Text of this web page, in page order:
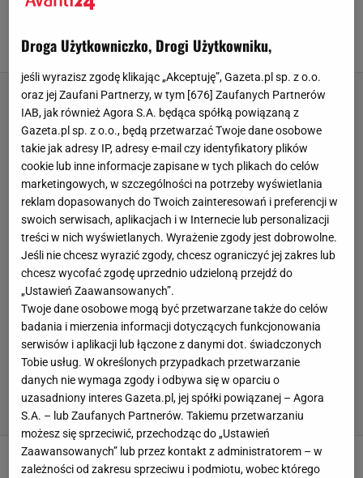
Eryka Kawalec,14 LIPCA 2026, 16:03
O tych kaloszach marzy każda fashionistka -
Eobuwie ma je taniej. Ideał na teraz
Droga Użytkowniczko, Drogi Użytkowniku,
jeśli wyrazisz zgodę klikając „Akceptuję”, Gazeta.pl sp. z o.o.
oraz jej Zaufani Partnerzy, w tym [ 676 ] Zaufanych Partnerów
IAB, jak również Agora S.A. będąca spółką powiązaną z
Gazeta.pl sp. z o.o., będą przetwarzać Twoje dane osobowe
takie jak adresy IP, adresy e-mail czy identyfikatory plików
cookie lub inne informacje zapisane w tych plikach do celów
marketingowych, w szczególności na potrzeby wyświetlania
reklam dopasowanych do Twoich zainteresowań i preferencji w
swoich serwisach, aplikacjach i w Internecie lub personalizacji
treści w nich wyświetlanych. Wyrażenie zgody jest dobrowolne.
Jeśli nie chcesz wyrazić zgody, chcesz ograniczyć jej zakres lub
chcesz wycofać zgodę uprzednio udzieloną przejdź do
„Ustawień Zaawansowanych”.
Twoje dane osobowe mogą być przetwarzane także do celów
badania i mierzenia informacji dotyczących funkcjonowania
serwisów i aplikacji lub łączone z danymi dot. świadczonych
Tobie usług. W określonych przypadkach przetwarzanie
danych nie wymaga zgody i odbywa się w oparciu o
uzasadniony interes Gazeta.pl, jej spółki powiązanej – Agora
S.A. – lub Zaufanych Partnerów. Takiemu przetwarzaniu
możesz się sprzeciwić, przechodząc do „Ustawień
Zaawansowanych” lub przez kontakt z administratorem – w
zależności od zakresu sprzeciwu i podmiotu, wobec którego